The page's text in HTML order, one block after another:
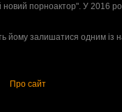
порноактор". У 2016
залишатися одним із
Про сайт